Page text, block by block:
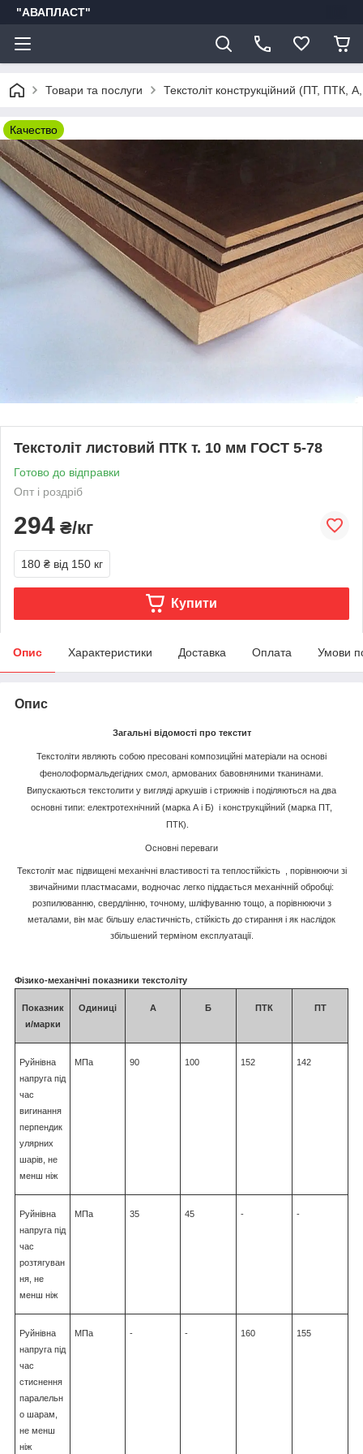
"АВАПЛАСТ"
Товари та послуги Текстоліт конструкційний (ПТ, ПТК,
Качество
Текстоліт листовий ПТК т. 10 мм ГОСТ 5-78
Готово до відправки
Опт і роздріб
294 ₴/кг
180 ₴ від 150 кг
Купити
Опис Характеристики Доставка Оплата Умови
Опис
Загальні відомості про текстит
Текстоліти являють собою пресовані композиційні матеріали на основі
фенолоформальдегідних смол, армованих бавовняними тканинами.
Випускаються текстолити у вигляді аркушів і стрижнів і поділяються на два
основні типи: електротехнічний (марка А і Б) і конструкційний (марка ПТ,
ПТК).
Основні переваги
Текстоліт має підвищені механічні властивості та теплостійкість , порівнюючи зі
звичайними пластмасами, водночас легко піддається механічній обробці:
розпилюванню, свердлінню, точному, шліфуванню тощо, а порівнюючи з
металами, він має більшу еластичність, стійкість до стирання і як наслідок
збільшений терміном експлуатації.
Фізико-механічні показники текстоліту
Показник
и/марки
Одиниці А Б ПТК ПТ
Руйнівна
напруга під
час
вигинання
перпендик
улярних
шарів, не
менш ніж
МПа 90 100 152 142
Руйнівна
напруга під
час
розтягуван
ня, не
менш ніж
МПа 35 45 - -
Руйнівна
напруга під
час
стиснення
паралельн
о шарам,
не менш
ніж
МПа - - 160 155